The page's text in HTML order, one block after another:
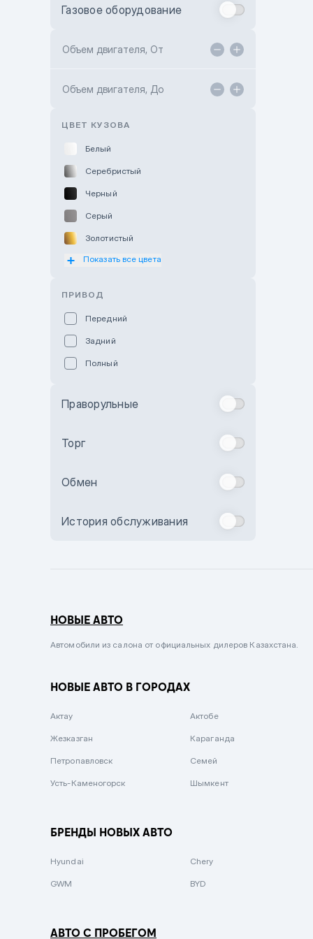
Toyota Kokshetau
Hyundai ShymCity
Газовое оборудование
Объем двигателя, От
Объем двигателя, До
ЦВЕТ КУЗОВА
Белый
Серебристый
Черный
Серый
Золотистый
Оранжевый
Бежевый
Комбинированный
Сиреневый металлик
Вишневый
Зеленый металлик
Показать все цвета
ПРИВОД
Передний
Задний
Полный
Праворульные
Торг
Обмен
История обслуживания
НОВЫЕ АВТО
Автомобили из салона от официальных дилеров Казахстана.
НОВЫЕ АВТО В ГОРОДАХ
Актау Актобе
Жезказган Караганда
Петропавловск Семей
Усть-Каменогорск Шымкент
БРЕНДЫ НОВЫХ АВТО
Hyundai Chery
GWM BYD
АВТО С ПРОБЕГОМ